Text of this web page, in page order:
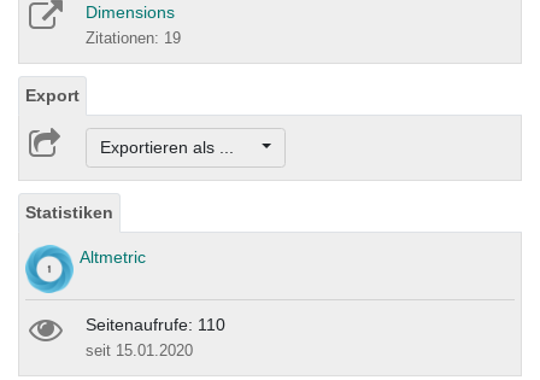
Dimensions
Zitationen: 19
Export
Exportieren als ...
Statistiken
Altmetric
Seitenaufrufe: 110
seit 15.01.2020